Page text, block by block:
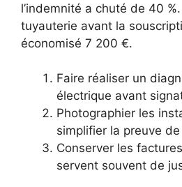
l’indemnité a chuté de 40
tuyauterie avant la
économisé 7 200 €.
Faire réaliser un
électrique avant
Photographier les
simplifier la preuve
Conserver les
servent souvent de